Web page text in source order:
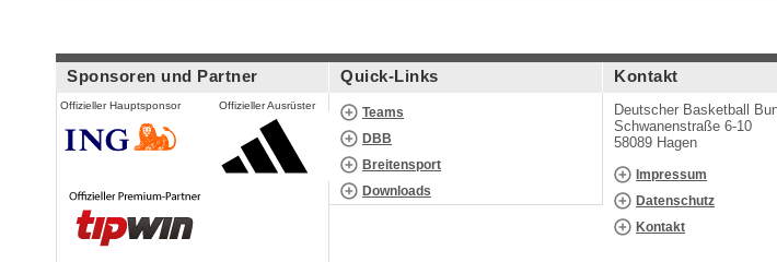
Sponsoren und Partner
Offizieller Hauptsponsor Offizieller Ausrüster
Quick-Links
Teams
DBB
Breitensport
Downloads
Kontakt
Deutscher Basketball
Schwanenstraße 6-10
58089 Hagen
Impressum
Datenschutz
Kontakt